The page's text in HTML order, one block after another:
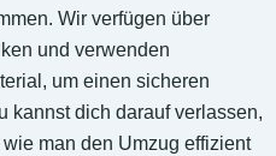
Wir verfügen über
und verwenden
um einen sicheren
kannst dich darauf verlassen,
man den Umzug effizient